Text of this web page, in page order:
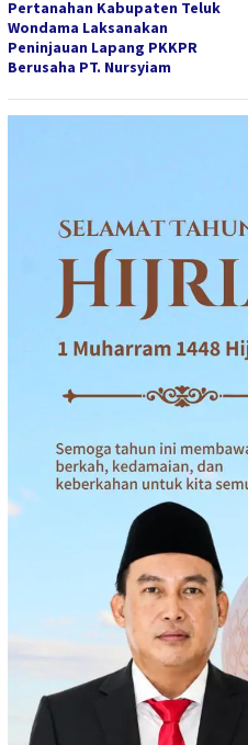
Pertanahan Kabupaten Teluk
Wondama Laksanakan
Peninjauan Lapang PKKPR
Berusaha PT. Nursyiam